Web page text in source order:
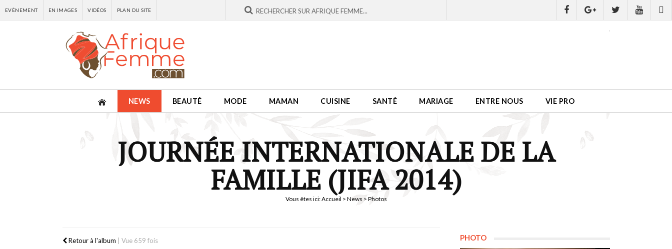
EVÈNEMENT EN IMAGES VIDÉOS PLAN DU SITE
NEWS BEAUTÉ MODE MAMAN CUISINE SANTÉ MARIAGE ENTRE NOUS VIE PRO
JOURNÉE INTERNATIONALE DE LA
FAMILLE (JIFA 2014)
Vous êtes ici:Accueil > News > Photos
Retour à l'album Vue 659 fois PHOTO